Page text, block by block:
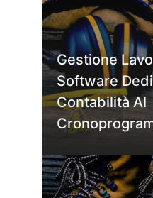
Gestione
Software
Contabilità Al